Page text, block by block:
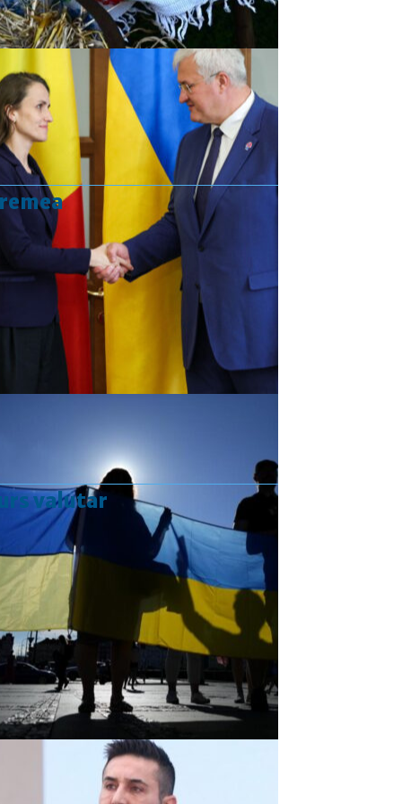
valutar
Curs valutar: 07 Aug 2026
EUR
: 5,2554 RON
+0,0041 ▲
: 4,5584 RON
+0,0077 ▲
: 5,6244 RON
+0,0023 ▲
GBP : 6,1277 RON
+0,0041 ▲
Convertor valutar
»